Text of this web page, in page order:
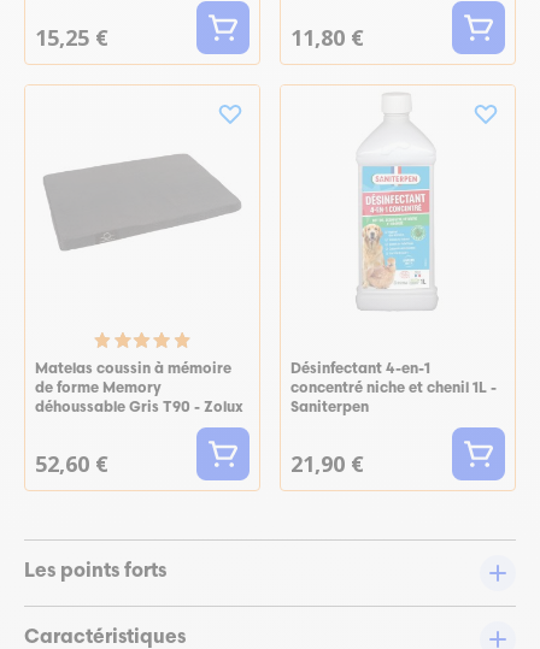
15,25 € 11,80 €
Matelas coussin à mémoire
de forme Memory
déhoussable Gris T90 - Zolux
52,60 €
Désinfectant 4-en-1
concentré niche et chenil 1L -
Saniterpen
21,90 €
Les points forts
Caractéristiques